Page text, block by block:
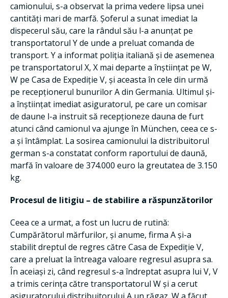
camionului, s-a observat la prima vedere lipsa unei
cantități mari de marfă. Șoferul a sunat imediat la
dispecerul său, care la rândul său l-a anunțat pe
transportatorul Y de unde a preluat comanda de
transport. Y a informat poliția italiană și de asemenea
pe transportatorul X, X mai departe a înștiințat pe W,
W pe Casa de Expediție V, și aceasta în cele din urmă
pe recepționerul bunurilor A din Germania. Ultimul și-
a înștiințat imediat asiguratorul, pe care un comisar
de daune l-a instruit să recepționeze dauna de furt
atunci când camionul va ajunge în München, ceea ce s-
a și întâmplat. La sosirea camionului la distribuitorul
german s-a constatat conform raportului de daună,
marfă în valoare de 374.000 euro la greutatea de 3.150
kg.
Procesul de litigiu – de stabilire a răspunzătorilor
Ceea ce a urmat, a fost un lucru de rutină:
Cumpărătorul mărfurilor, și anume, firma A și-a
stabilit dreptul de regres către Casa de Expediție V,
care a preluat la întreaga valoare regresul asupra sa.
În aceiași zi, când regresul s-a îndreptat asupra lui V, V
a trimis cerința către transportatorul W și a cerut